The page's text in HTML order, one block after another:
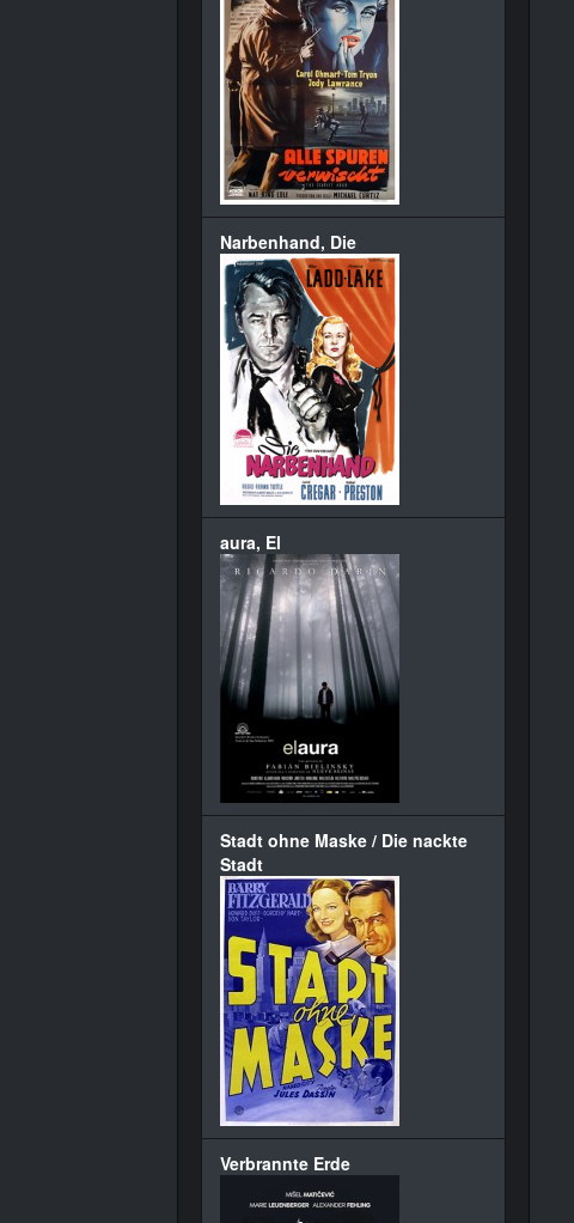
Narbenhand, Die
aura, El
Stadt ohne Maske / Die nackte
Stadt
Verbrannte Erde